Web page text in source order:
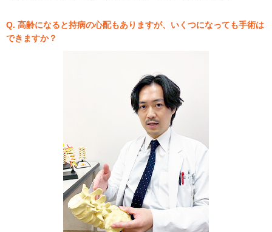
Q. 高齢になると持病の心配もありますが、いくつになっても手術は
できますか？